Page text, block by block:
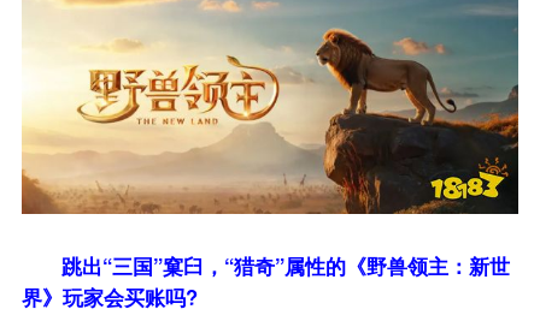
跳出“三国”窠臼，“猎奇”属性的《野兽领主：新世
界》玩家会买账吗?